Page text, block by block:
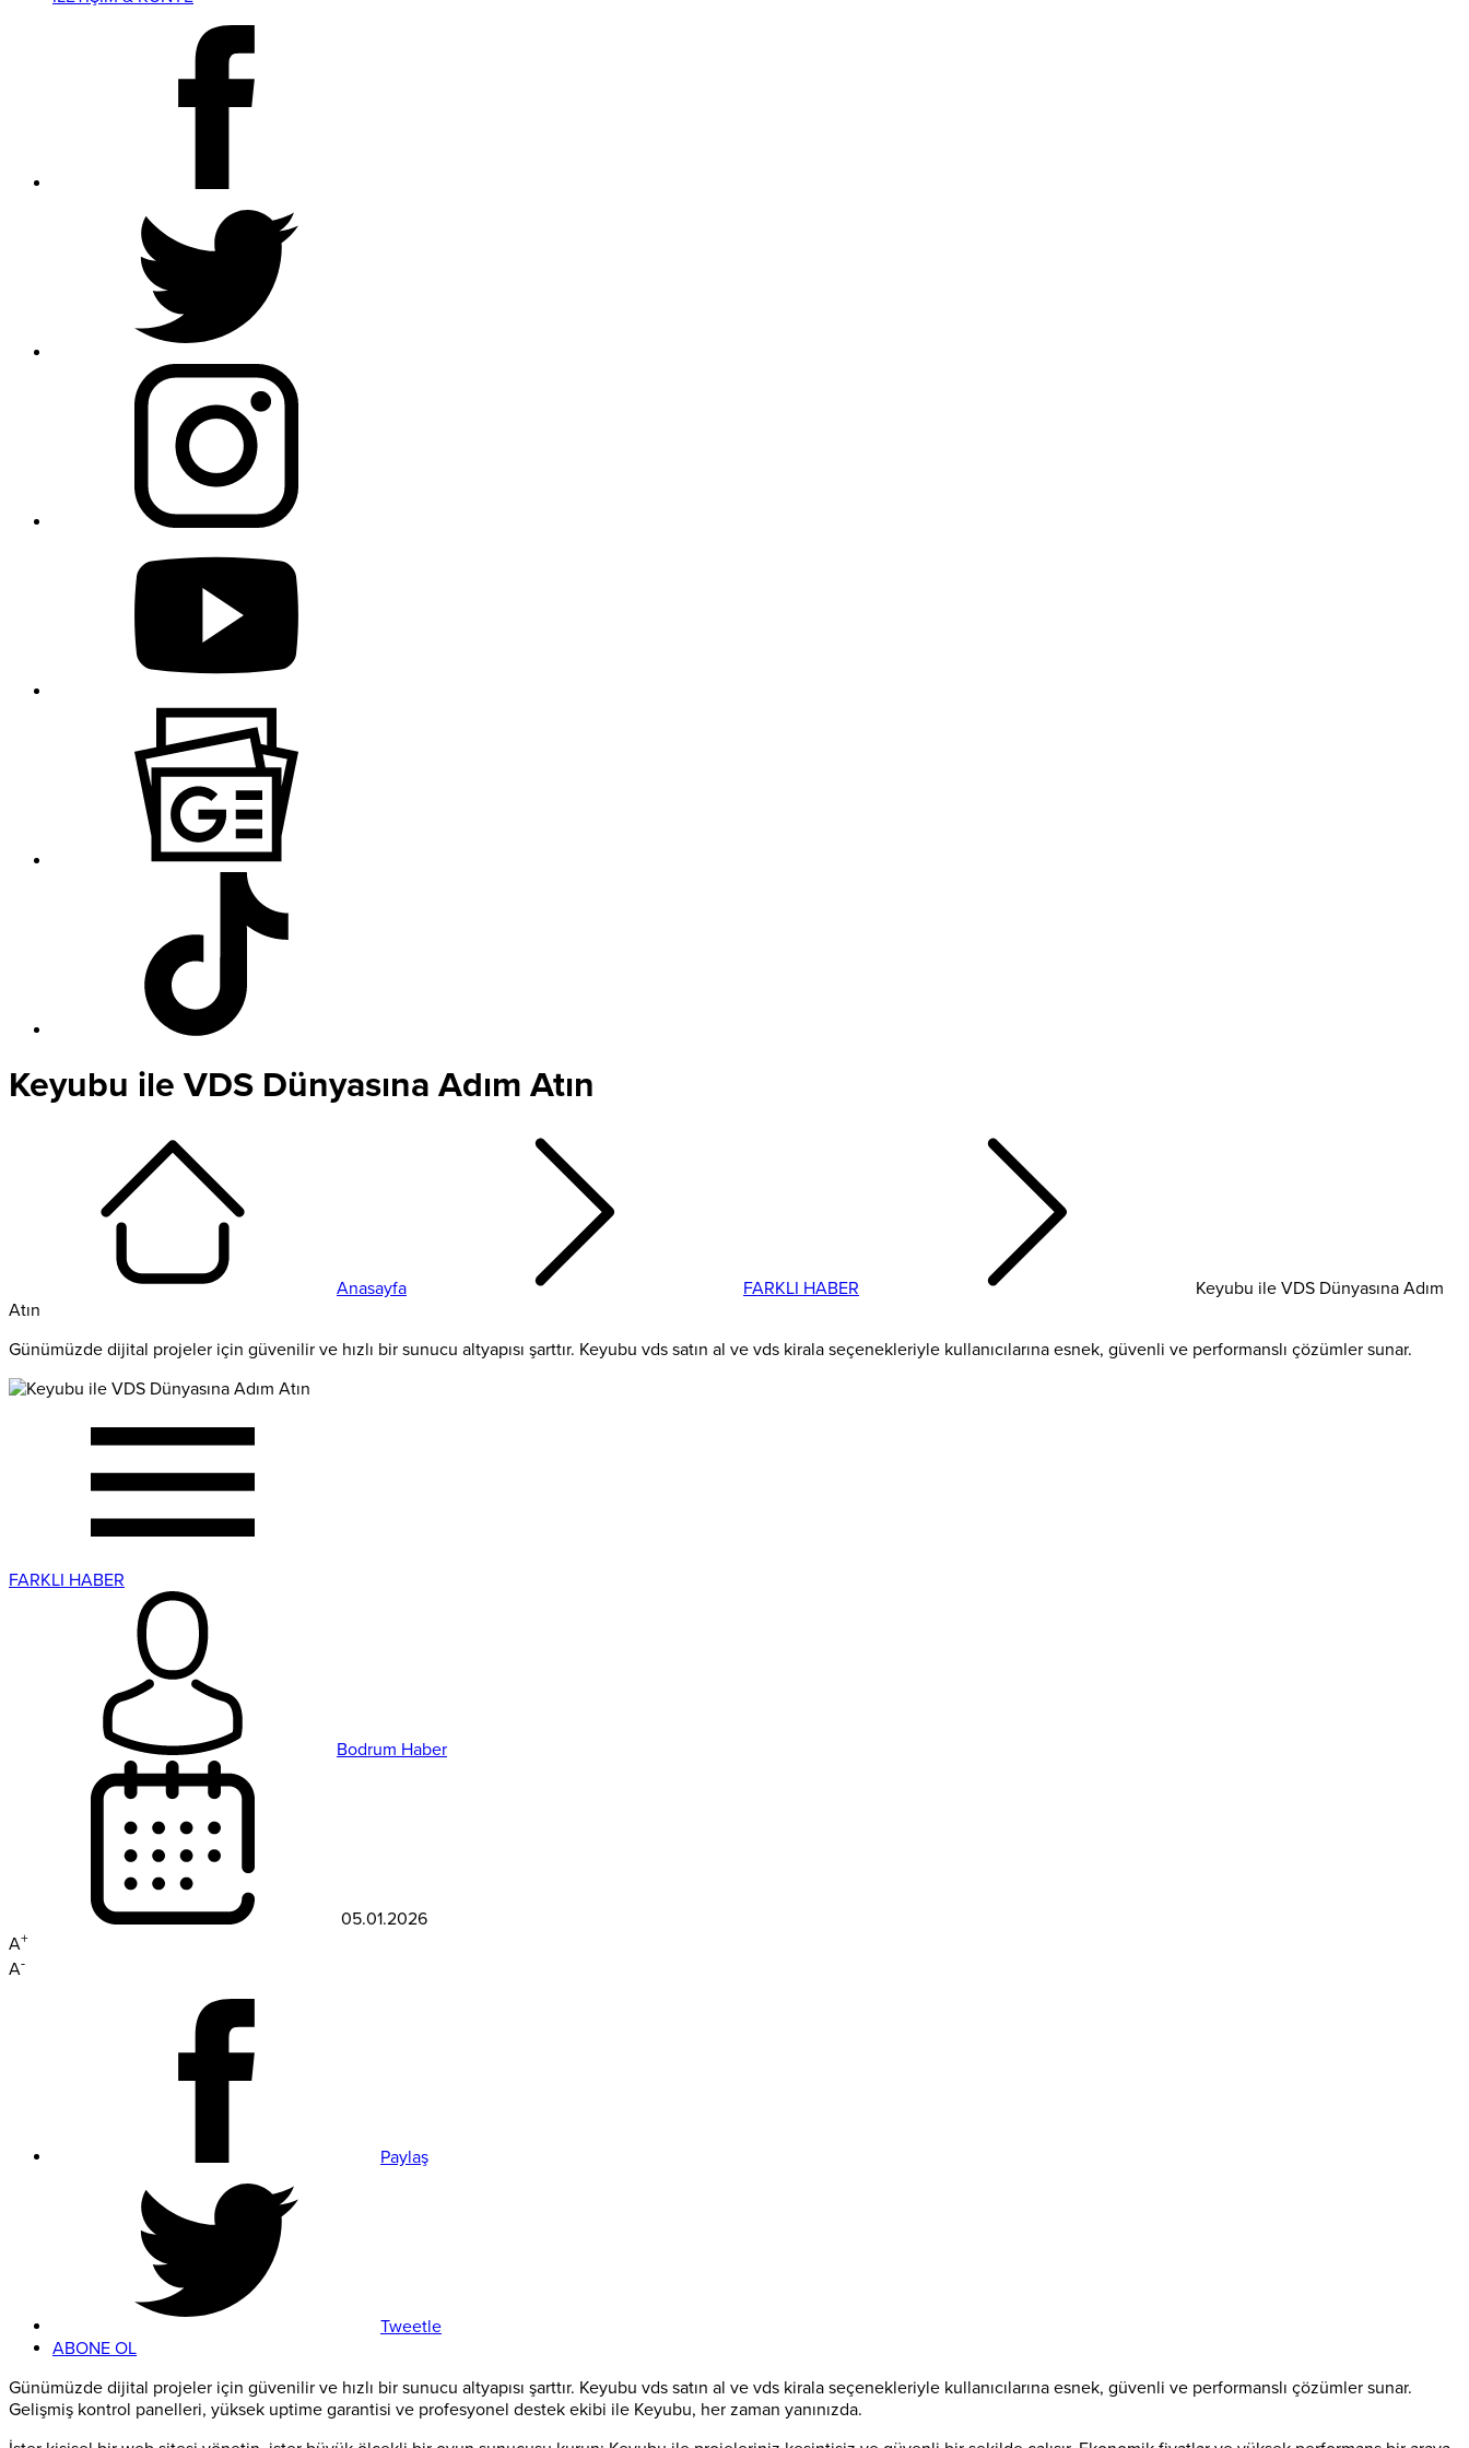
Keyubu ile VDS Dünyasına Adım Atın
Anasayfa FARKLI HABER
Keyubu ile VDS Dünyasına Adım
Atın
Günümüzde dijital projeler için güvenilir ve hızlı bir sunucu altyapısı şarttır. Keyubu vds satın al ve vds kirala seçenekleriyle kullanıcılarına esnek, güvenli ve performanslı çözümler sunar.
FARKLI HABER
Bodrum Haber
05.01.2026
A+
A-
Paylaş
Tweetle
ABONE OL
Günümüzde dijital projeler için güvenilir ve hızlı bir sunucu altyapısı şarttır. Keyubu vds satın al ve vds kirala seçenekleriyle kullanıcılarına esnek, güvenli ve performanslı çözümler sunar.
Gelişmiş kontrol panelleri, yüksek uptime garantisi ve profesyonel destek ekibi ile Keyubu, her zaman yanınızda.